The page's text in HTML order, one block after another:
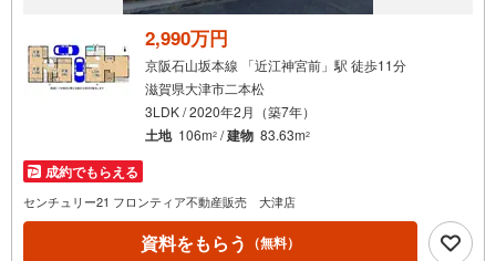
イ
ペ
ー
2,990万円
京阪石山坂本線 「近江神宮前」駅 徒歩11分
滋賀県大津市二本松
3LDK / 2020年2月（築7年）
土地 106m2 /建物 83.63m2
成約でもらえる
センチュリー21 フロンティア不動産販売 大津店
資料をもらう （無料）